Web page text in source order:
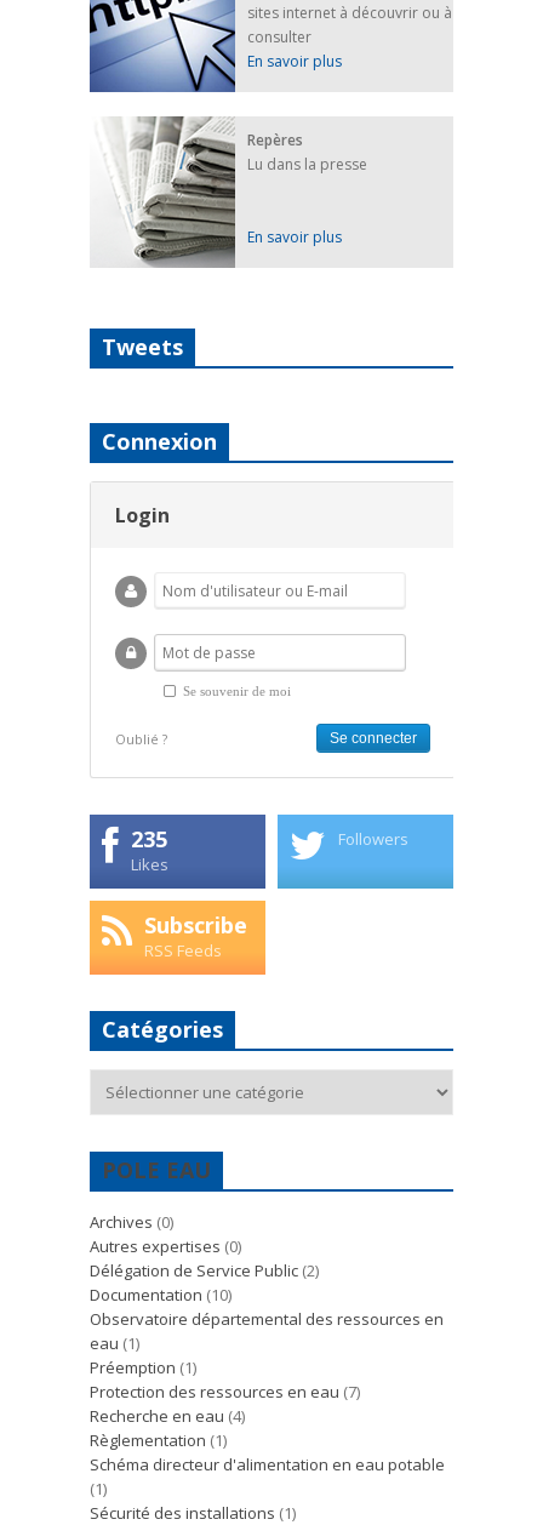
sites internet à découvrir ou à
consulter
En savoir plus
Repères
Lu dans la presse
En savoir plus
Tweets
Connexion
Login
Se souvenir de moi
Oublié ?
235
Likes
Followers
Subscribe
RSS Feeds
Catégories
POLE EAU
Archives (0)
Autres expertises (0)
Délégation de Service Public (2)
Documentation (10)
Observatoire départemental des ressources en
eau (1)
Préemption (1)
Protection des ressources en eau (7)
Recherche en eau (4)
Règlementation (1)
Schéma directeur d'alimentation en eau potable
(1)
Sécurité des installations (1)